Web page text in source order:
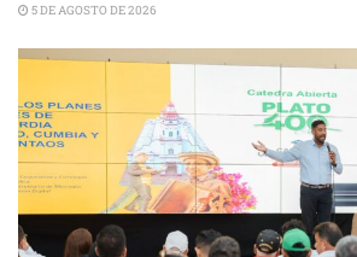
5 DE AGOSTO DE 2026